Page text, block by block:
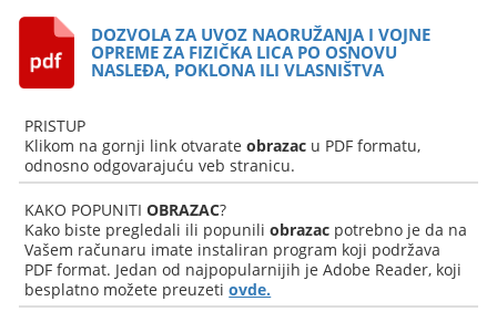
DOZVOLA ZA UVOZ NAORUŽANJA I VOJNE
OPREME ZA FIZIČKA LICA PO OSNOVU
NASLEĐA, POKLONA ILI VLASNIŠTVA
PRISTUP
Klikom na gornji link otvarateobrazac u PDF formatu,
odnosno odgovarajuću veb stranicu.
KAKO POPUNITIOBRAZAC?
Kako biste pregledali ili popuniliobrazac potrebno je da na
Vašem računaru imate instaliran program koji podržava
PDF format. Jedan od najpopularnijih je Adobe Reader, koji
besplatno možete preuzetiovde.